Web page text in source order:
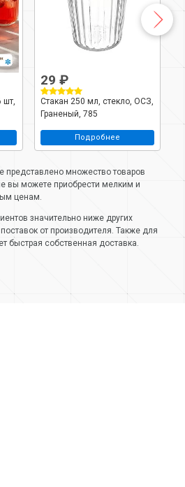
шт,
29 ₽
Стакан 250 мл, стекло, ОСЗ,
Граненый, 785
Подробнее
представлено множество товаров
вы можете приобрести мелким и
ценам.
значительно ниже других
от производителя. Также для
быстрая собственная доставка.